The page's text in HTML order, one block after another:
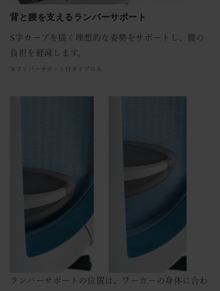
背と腰を支えるランバーサポート
S字カーブを描く理想的な姿勢をサポートし、腰の
負担を軽減します。
※ランバーサポート付タイプのみ
ランバーサポートの位置は、ワーカーの身体に合わ